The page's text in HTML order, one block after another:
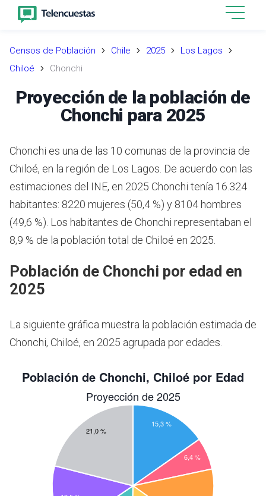
Censos de Población Chile 2025
Los Lagos
Chiloé
Chonchi
Proyección de la población de
Chonchi para 2025
Chonchi es una de las 10 comunas de la provincia de
Chiloé, en la región de Los Lagos. De acuerdo con las
estimaciones del INE, en 2025 Chonchi tenía 16.324
habitantes: 8220 mujeres (50,4 %) y 8104 hombres
(49,6 %). Los habitantes de Chonchi representaban el
8,9 % de la población total de Chiloé en 2025.
Población de Chonchi por edad en
2025
La siguiente gráfica muestra la población estimada de
Chonchi, Chiloé, en 2025 agrupada por edades.